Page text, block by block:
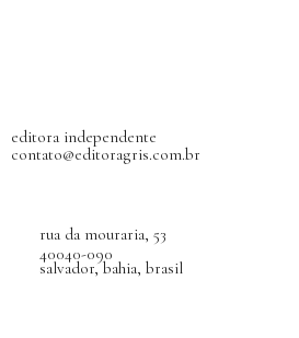
editora independente
contato@editoragris.com.br
rua da mouraria, 53
40040-090
salvador, bahia, brasil